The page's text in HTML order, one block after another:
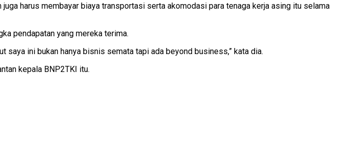
harus membayar biaya transportasi serta akomodasi para tenaga kerja asing itu selama
pendapatan yang mereka terima.
saya ini bukan hanya bisnis semata tapi ada beyond business,” kata dia.
kepala BNP2TKI itu.